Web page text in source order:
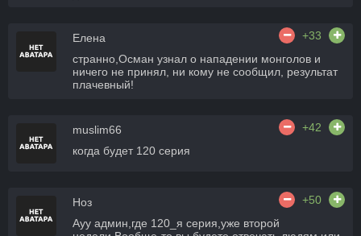
Елена
+33
странно,Осман узнал о нападении монголов и
ничего не принял, ни кому не сообщил, результат
плачевный!
muslim66
+42
когда будет 120 серия
Ноз
+50
Ауу админ,где 120_я серия,уже второй